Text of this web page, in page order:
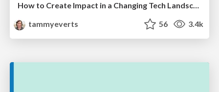
How to Create Impact in a Changing Tech Landscape [PerfNow 2023]
tammyeverts
56 3.4k